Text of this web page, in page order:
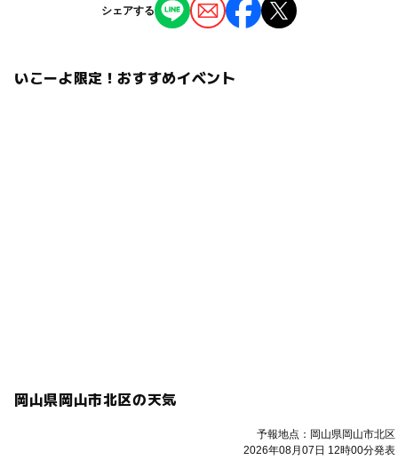
タグ
シェアする
いこーよ限定！おすすめイベント
岡山県岡山市北区の天気
予報地点：岡山県岡山市北区
2026年08月07日 12時00分発表